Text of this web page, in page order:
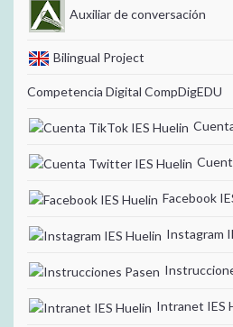
Auxiliar de conversación
Bilingual Project
Competencia Digital CompDigEDU
Facebook
Instagram
Intranet IES